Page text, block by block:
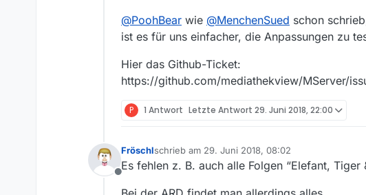
@PoohBear wie @MenchenSued schon
ist es für uns einfacher, die Anpassungen zu
Hier das Github-Ticket:
https://github.com/mediathekview/MServer/
P 1 Antwort Letzte Antwort 29. Juni 2018, 22:00
Offline
Fröschlschrieb am 29. Juni 2018, 08:02
zuletzt editiert von
Es fehlen z. B. auch alle Folgen “Elefant,